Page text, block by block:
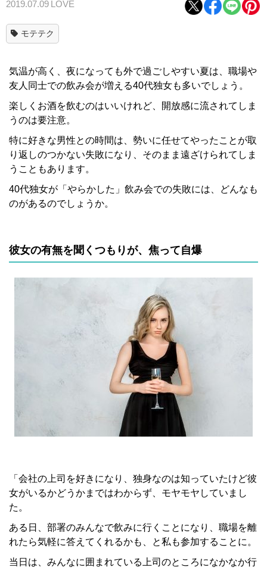
2019.07.09 LOVE
モテテク
気温が高く、夜になっても外で過ごしやすい夏は、職場や
友人同士での飲み会が増える40代独女も多いでしょう。
楽しくお酒を飲むのはいいけれど、開放感に流されてしま
うのは要注意。
特に好きな男性との時間は、勢いに任せてやったことが取
り返しのつかない失敗になり、そのまま遠ざけられてしま
うこともあります。
40代独女が「やらかした」飲み会での失敗には、どんなも
のがあるのでしょうか。
彼女の有無を聞くつもりが、焦って自爆
「会社の上司を好きになり、独身なのは知っていたけど彼
女がいるかどうかまではわからず、モヤモヤしていまし
た。
ある日、部署のみんなで飲みに行くことになり、職場を離
れたら気軽に答えてくれるかも、と私も参加することに。
当日は、みんなに囲まれている上司のところになかなか行